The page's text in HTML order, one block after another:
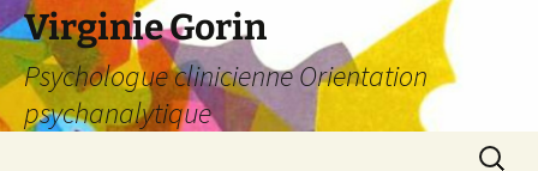
Virginie Gorin
Psychologue clinicienne Orientation
psychanalytique